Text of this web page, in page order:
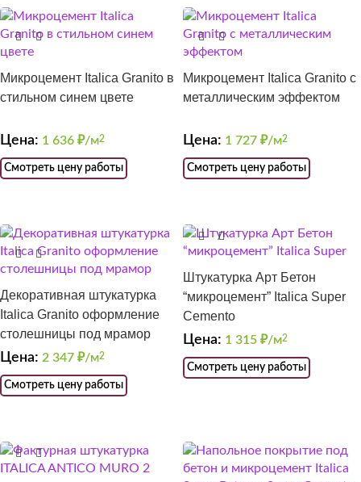
Микроцемент Italica Granito в
стильном синем цвете
Цена: 1 636 ₽/м2
Смотреть цену работы
Микроцемент Italica Granito с
металлическим эффектом
Цена: 1 727 ₽/м2
Смотреть цену работы
Декоративная штукатурка
Italica Granito оформление
столешницы под мрамор
Цена: 2 347 ₽/м2
Смотреть цену работы
Штукатурка Арт Бетон
“микроцемент” Italica Super
Cemento
Цена: 1 315 ₽/м2
Смотреть цену работы